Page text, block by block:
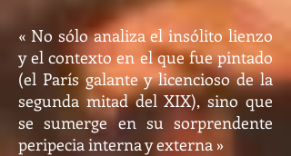
« No sólo analiza el insólito lienzo
y el contexto en el que fue pintado
(el París galante y licencioso de la
segunda mitad del XIX), sino que
se sumerge en su sorprendente
peripecia interna y externa »